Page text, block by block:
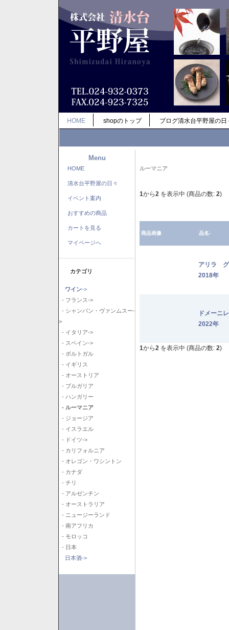
HOME shopのトップ ブログ清水台平野屋の日
Menu
HOME
清水台平野屋の日々
イベント案内
おすすめの商品
カートを見る
マイページへ
カテゴリ
ワイン->
- フランス->
- シャンパン・ヴァンムスー-
>
- イタリア->
- スペイン->
- ポルトガル
- イギリス
- オーストリア
- ブルガリア
- ハンガリー
- ルーマニア
- ジョージア
- イスラエル
- ドイツ->
- カリフォルニア
- オレゴン・ワシントン
- カナダ
- チリ
- アルゼンチン
- オーストラリア
- ニュージーランド
- 南アフリカ
- モロッコ
- 日本
日本酒->
ルーマニア
1から2 を表示中 (商品の数: 2)
商品画像 品名-
アリラ
2018年
ドメー
2022年
1から2 を表示中 (商品の数: 2)